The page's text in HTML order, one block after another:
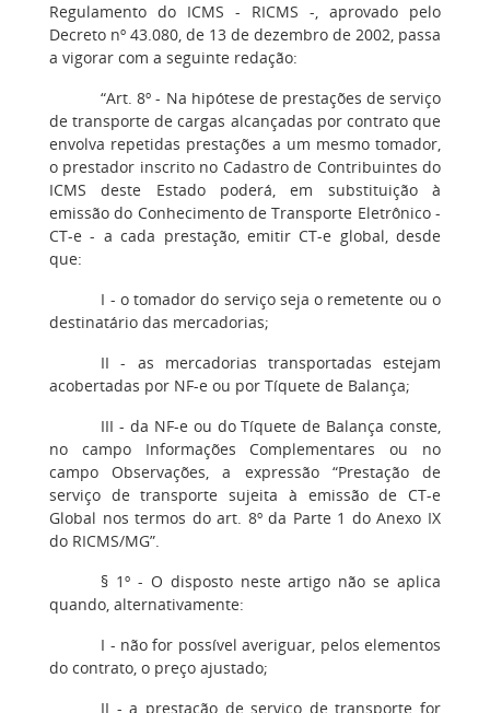
Regulamento do ICMS - RICMS -, aprovado pelo
Decreto nº 43.080, de 13 de dezembro de 2002, passa
a vigorar com a seguinte redação:
“Art. 8º - Na hipótese de prestações de serviço
de transporte de cargas alcançadas por contrato que
envolva repetidas prestações a um mesmo tomador,
o prestador inscrito no Cadastro de Contribuintes do
ICMS deste Estado poderá, em substituição à
emissão do Conhecimento de Transporte Eletrônico -
CT-e - a cada prestação, emitir CT-e global, desde
que:
I - o tomador do serviço seja o remetente ou o
destinatário das mercadorias;
II - as mercadorias transportadas estejam
acobertadas por NF-e ou por Tíquete de Balança;
III - da NF-e ou do Tíquete de Balança conste,
no campo Informações Complementares ou no
campo Observações, a expressão “Prestação de
serviço de transporte sujeita à emissão de CT-e
Global nos termos do art. 8º da Parte 1 do Anexo IX
do RICMS/MG”.
§ 1º - O disposto neste artigo não se aplica
quando, alternativamente:
I - não for possível averiguar, pelos elementos
do contrato, o preço ajustado;
II - a prestação de serviço de transporte for